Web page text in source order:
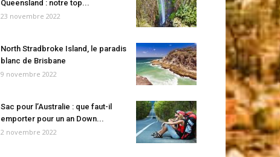
Queensland : notre top...
23 novembre 2022
North Stradbroke Island, le paradis
blanc de Brisbane
9 novembre 2022
Sac pour l’Australie : que faut-il
emporter pour un an Down...
2 novembre 2022